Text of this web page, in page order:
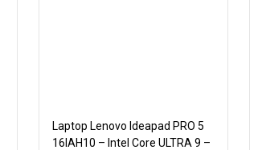
Laptop Lenovo Ideapad PRO 5
16IAH10 – Intel Core ULTRA 9 –